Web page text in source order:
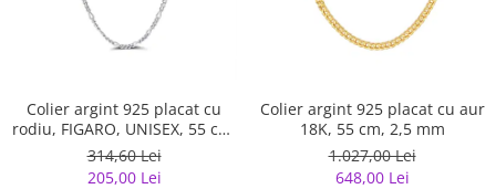
Colier argint 925 placat cu
rodiu, FIGARO, UNISEX, 55 cm,
1,7 mm
314,60 Lei
205,00 Lei
Colier argint 925 placat cu aur
18K, 55 cm, 2,5 mm
1.027,00 Lei
648,00 Lei